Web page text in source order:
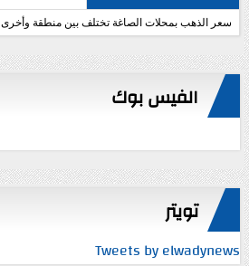
سعر الذهب بمحلات الصاغة تختلف بين منطقة وأخرى
الفيس بوك
تويتر
Tweets by elwadynews